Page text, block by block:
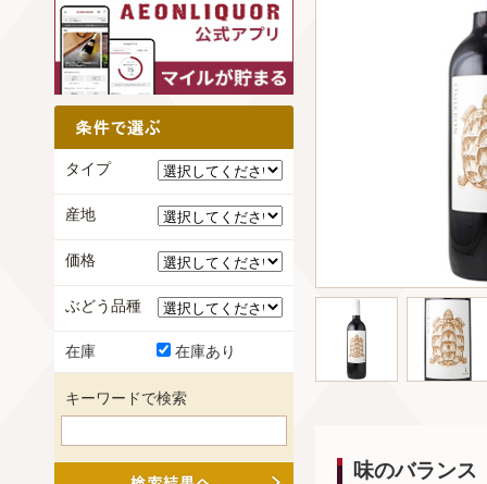
味のバランス
タイプ
産地
価格
ぶどう品種
在庫 在庫あり
キーワードで検索